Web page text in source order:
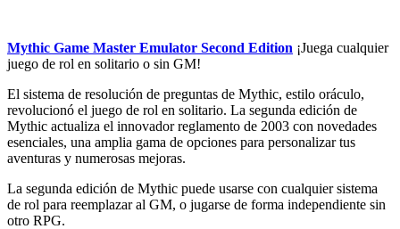
Mythic Game Master Emulator Second Edition ¡Juega cualquier
juego de rol en solitario o sin GM!
El sistema de resolución de preguntas de Mythic, estilo oráculo,
revolucionó el juego de rol en solitario. La segunda edición de
Mythic actualiza el innovador reglamento de 2003 con novedades
esenciales, una amplia gama de opciones para personalizar tus
aventuras y numerosas mejoras.
La segunda edición de Mythic puede usarse con cualquier sistema
de rol para reemplazar al GM, o jugarse de forma independiente sin
otro RPG.